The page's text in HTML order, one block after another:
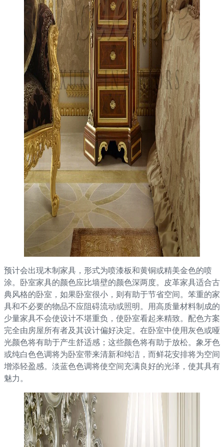
预计会出现木制家具，形式为喷漆板和黄铜或精美金色的喷
涂。卧室家具的颜色应比墙壁的颜色深两度。皮革家具适合古
典风格的卧室，如果卧室很小，则有助于节省空间。笨重的家
具和不必要的物品不应阻碍流动或照明。用高质量材料制成的
少量家具不会使设计不堪重负，使卧室看起来精致。配色方案
完全由房屋所有者及其设计偏好决定。在卧室中使用灰色或哑
光颜色将有助于产生舒适感；这些颜色将有助于放松。象牙色
或纯白色色调将为卧室带来清新和纯洁，而鲜花安排将为空间
增添轻盈感。淡蓝色色调将使空间充满良好的光泽，使其具有
魅力。